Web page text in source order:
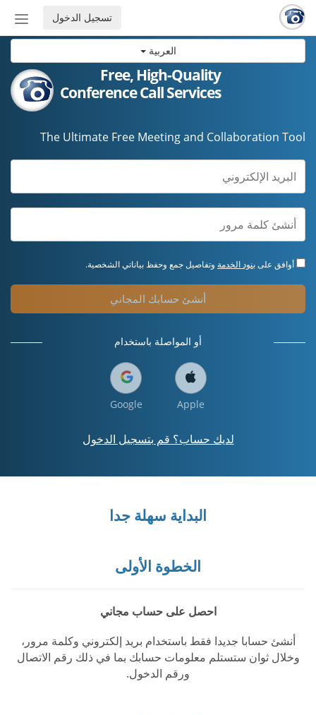
العربية
أو
تسجيل الدخول
Free, High-Quality
Conference Call Services
The Ultimate Free Meeting and Collaboration Tool
أوافق علىبنود الخدمة وتفاصيل جمع وحفظ بياناتي الشخصية.
أنشئ حسابك المجاني
أو المواصلة باستخدام
Apple
Google
لديك حساب؟ قم بتسجيل الدخول
البداية سهلة جدا
الخطوة الأولى
احصل على حساب مجاني
أنشئ حسابا جديدا فقط باستخدام بريد إلكتروني وكلمة مرور،
وخلال ثوان ستستلم معلومات حسابك بما في ذلك رقم الاتصال
ورقم الدخول.